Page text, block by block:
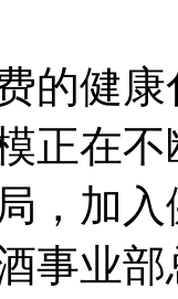
健康
正在
，加
业部